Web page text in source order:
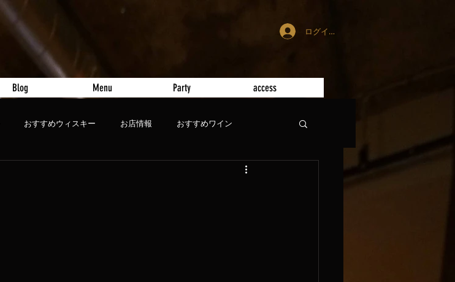
ログイン
Blog Menu Party access
おすすめウィスキー お店情報 おすすめワイン